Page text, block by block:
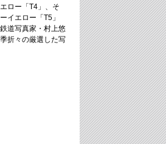
ロー「T4」、そ
イエロー「T5」
道写真家・村上悠
折々の厳選した写